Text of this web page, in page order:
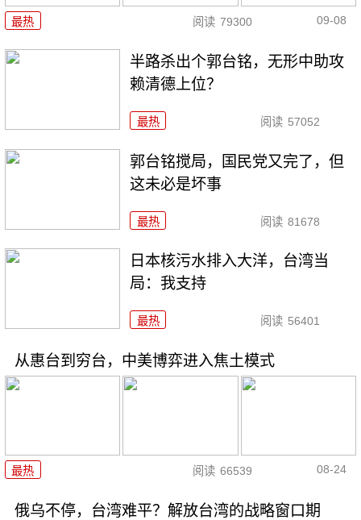
最热 阅读 79300 09-08
半路杀出个郭台铭，无形中助攻
赖清德上位？
最热 阅读 57052
郭台铭搅局，国民党又完了，但
这未必是坏事
最热 阅读 81678
日本核污水排入大洋，台湾当
局：我支持
最热 阅读 56401
从惠台到穷台，中美博弈进入焦土模式
最热 阅读 66539 08-24
俄乌不停，台湾难平？解放台湾的战略窗口期